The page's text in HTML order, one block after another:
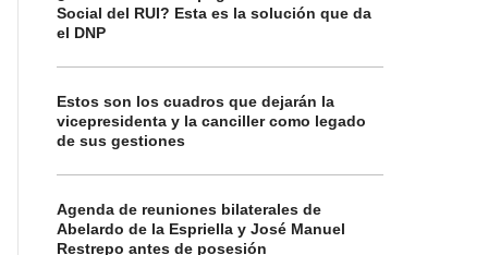
Social del RUI? Esta es la solución que da
el DNP
Estos son los cuadros que dejarán la
vicepresidenta y la canciller como legado
de sus gestiones
Agenda de reuniones bilaterales de
Abelardo de la Espriella y José Manuel
Restrepo antes de posesión